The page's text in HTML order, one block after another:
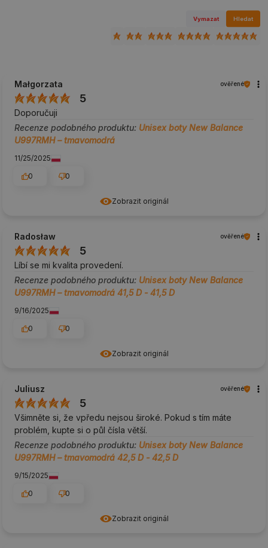
Vymazat Hledat
Zobrazit originál
Małgorzata ověřené
5
Doporučuji
Recenze podobného produktu: Unisex boty New Balance
U997RMH – tmavomodrá
11/25/2025
0
0
Zobrazit originál
Radosław ověřené
5
Líbí se mi kvalita provedení.
Recenze podobného produktu: Unisex boty New Balance
U997RMH – tmavomodrá 41,5 D - 41,5 D
9/16/2025
0
0
Zobrazit originál
Juliusz ověřené
5
Všimněte si, že vpředu nejsou široké. Pokud s tím máte
problém, kupte si o půl čísla větší.
Recenze podobného produktu: Unisex boty New Balance
U997RMH – tmavomodrá 42,5 D - 42,5 D
9/15/2025
0
0